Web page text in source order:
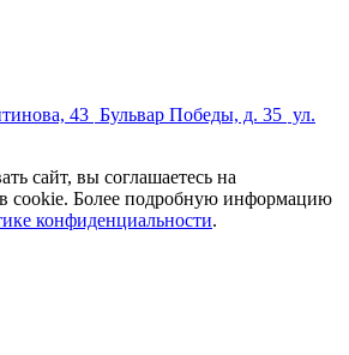
43 Бульвар Победы, д. 35 ул.
сайт, вы соглашаетесь на
cookie. Более подробную информацию
конфиденциальности.